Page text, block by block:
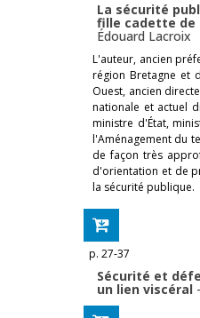
La sécurité
fille cadette de
Édouard Lacroix
L'auteur, ancien
région Bretagne et
Ouest, ancien
nationale et actuel
ministre d'État,
l'Aménagement du
de façon très
d'orientation et de
la sécurité publique.
p. 27-37
Sécurité et
un lien viscéral -